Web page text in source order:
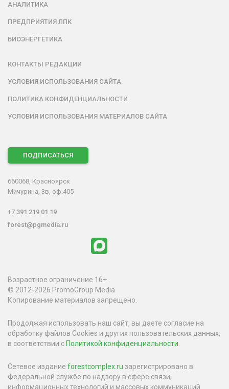
АНАЛИТИКА
ПРЕДПРИЯТИЯ ЛПК
БИОЭНЕРГЕТИКА
КОНТАКТЫ РЕДАКЦИИ
УСЛОВИЯ ИСПОЛЬЗОВАНИЯ САЙТА
ПОЛИТИКА КОНФИДЕНЦИАЛЬНОСТИ
УСЛОВИЯ ИСПОЛЬЗОВАНИЯ МАТЕРИАЛОВ САЙТА
ПОДПИСАТЬСЯ
660068, Красноярск
Мичурина, 3в, оф.405
+7 391 219 01 19
forest@pgmedia.ru
Возрастное ограничение 16+
© 2012-2026 PromoGroup Media
Копирование материалов запрещено.
Продолжая использовать наш сайт, вы даете согласие на
обработку файлов Cookies и других пользовательских данных,
в соответствии с Политикой конфиденциальности
Сетевое издание forestcomplex.ru зарегистрировано в
Федеральной службе по надзору в сфере связи,
информационных технологий и массовых коммуникаций